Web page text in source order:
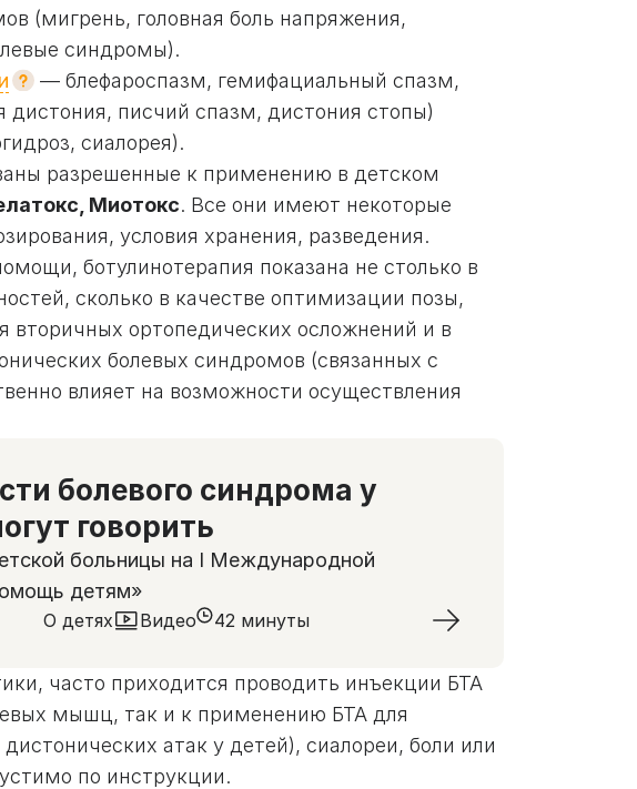
(мигрень, головная боль напряжения,
синдромы).
— блефароспазм, гемифациальный спазм,
дистония, писчий спазм, дистония стопы)
сиалорея).
разрешенные к применению в детском
Миотокс. Все они имеют некоторые
условия хранения, разведения.
ботулинотерапия показана не столько в
сколько в качестве оптимизации позы,
вторичных ортопедических осложнений и в
болевых синдромов (связанных с
влияет на возможности осуществления
болевого синдрома у
говорить
больницы на I Международной
детям»
О детях Видео 42 минуты
часто приходится проводить инъекции БТА
мышц, так и к применению БТА для
атак у детей), сиалореи, боли или
по инструкции.